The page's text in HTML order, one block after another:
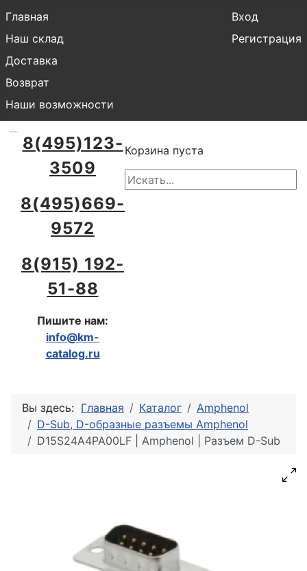
Главная
Наш склад
Доставка
Возврат
Наши возможности
Вход
Регистрация
8(495)123-
3509
8(495)669-
9572
8(915) 192-
51-88
Пишите нам:
info@km-
catalog.ru
Корзина пуста
Вы здесь: Главная Каталог
Amphenol
D-Sub, D-образные разъемы Amphenol
D15S24A4PA00LF | Amphenol | Разъем D-Sub